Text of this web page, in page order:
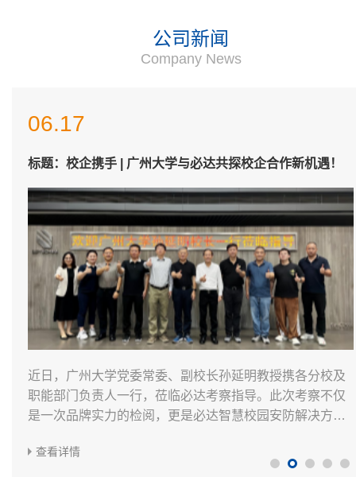
公司新闻
Company News
09.05
这里，可能是中国第一把电子密码锁的诞生地
它可能是我们中国的第一把电子密码门锁。1992年，我们
注册成立了必达电子锁厂，开始研发和批量生产电子锁，
现在的各种智能锁，都是在这把电子锁的基础上逐步改进
查看详情
06.17
深度赋能 |必达携手洲际酒店集团，以智慧安防体系重塑智
2026年6月11日，洲际酒店集团（IHG Hotels & Resorts）
旗下全球领先的中高端精选服务品牌——智选假日酒店
06.17
标题：校企携手 | 广州大学与必达共探校企合作新机遇！
近日，广州大学党委常委、副校长孙延明教授携各分校及
职能部门负责人一行，莅临必达考察指导。此次考察不仅
是一次品牌实力的检阅，更是必达智慧校园安防解决方案
查看详情
04.22
广交会圆满收官 | 必达以研发纵深与产品全场景覆盖，定
2026年4月，广州 —— 第139届中国进出口商品交易会
（广交会）于近日落下帷幕。作为连续多年参展的智慧酒
大...
08.12
【共鉴】智选假日酒店 5.0「破晓」发布，必达智能锁强势
2025 年 5 月 15 日，洲际酒店集团旗下智选假日酒店于上
海盛大发布其全新5.0版本—“破晓”。此次升级顺应了消费
09.05
这里，可能是中国第一把电子密码锁的诞生地
它可能是我们中国的第一把电子密码门锁。1992年，我们
注册成立了必达电子锁厂，开始研发和批量生产电子锁，
现在的各种智能锁，都是在这把电子锁的基础上逐步改进
查看详情
06.17
深度赋能 |必达携手洲际酒店集团，以智慧安防体系重塑智
2026年6月11日，洲际酒店集团（IHG Hotels & Resorts）
旗下全球领先的中高端精选服务品牌——智选假日酒店